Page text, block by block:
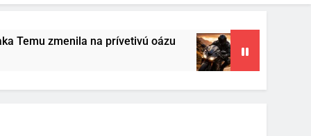
na prívetivú oázu Povinná výbava
3 Mesiace Ago